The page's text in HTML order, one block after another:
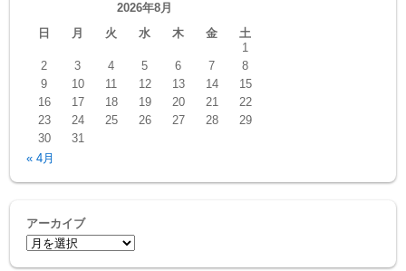
2026年8月
日
月 火 水 木 金
土
1
2
3 4 5 6 7
8
9
10 11 12 13 14
15
16
17 18 19 20 21
22
23
24 25 26 27 28
29
30
31
« 4月
アーカイブ